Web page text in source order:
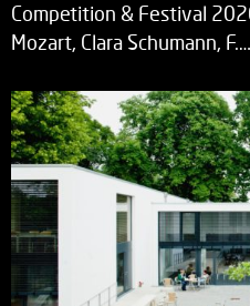
Competition & Festival
Mozart, Clara Schumann, F.…